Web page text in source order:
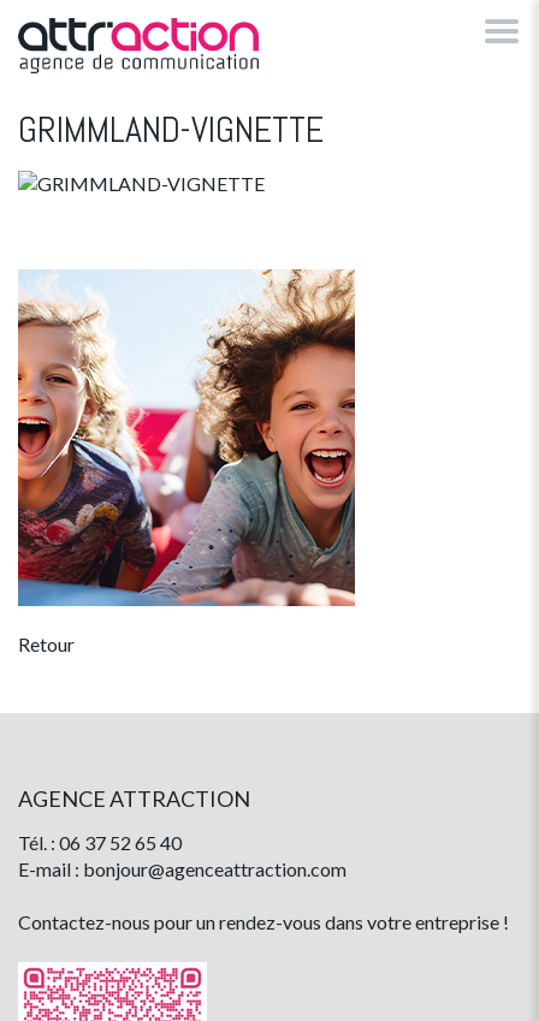
GRIMMLAND-VIGNETTE
Retour
AGENCE ATTRACTION
Tél. : 06 37 52 65 40
E-mail : bonjour@agenceattraction.com
Contactez-nous pour un rendez-vous dans votre entreprise !